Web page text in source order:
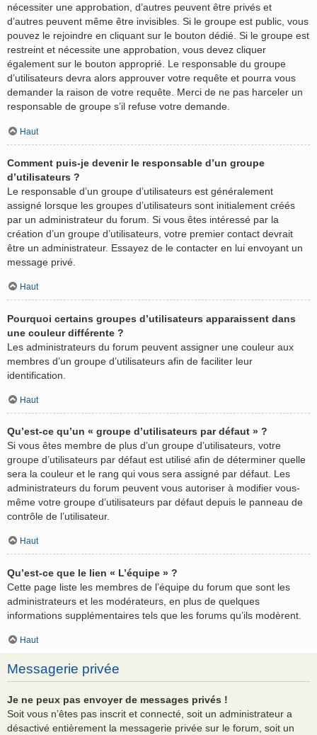
nécessiter une approbation, d’autres peuvent être privés et
d’autres peuvent même être invisibles. Si le groupe est public, vous
pouvez le rejoindre en cliquant sur le bouton dédié. Si le groupe est
restreint et nécessite une approbation, vous devez cliquer
également sur le bouton approprié. Le responsable du groupe
d’utilisateurs devra alors approuver votre requête et pourra vous
demander la raison de votre requête. Merci de ne pas harceler un
responsable de groupe s’il refuse votre demande.
Haut
Comment puis-je devenir le responsable d’un groupe
d’utilisateurs ?
Le responsable d’un groupe d’utilisateurs est généralement
assigné lorsque les groupes d’utilisateurs sont initialement créés
par un administrateur du forum. Si vous êtes intéressé par la
création d’un groupe d’utilisateurs, votre premier contact devrait
être un administrateur. Essayez de le contacter en lui envoyant un
message privé.
Haut
Pourquoi certains groupes d’utilisateurs apparaissent dans
une couleur différente ?
Les administrateurs du forum peuvent assigner une couleur aux
membres d’un groupe d’utilisateurs afin de faciliter leur
identification.
Haut
Qu’est-ce qu’un « groupe d’utilisateurs par défaut » ?
Si vous êtes membre de plus d’un groupe d’utilisateurs, votre
groupe d’utilisateurs par défaut est utilisé afin de déterminer quelle
sera la couleur et le rang qui vous sera assigné par défaut. Les
administrateurs du forum peuvent vous autoriser à modifier vous-
même votre groupe d’utilisateurs par défaut depuis le panneau de
contrôle de l’utilisateur.
Haut
Qu’est-ce que le lien « L’équipe » ?
Cette page liste les membres de l’équipe du forum que sont les
administrateurs et les modérateurs, en plus de quelques
informations supplémentaires tels que les forums qu’ils modèrent.
Haut
Messagerie privée
Je ne peux pas envoyer de messages privés !
Soit vous n’êtes pas inscrit et connecté, soit un administrateur a
désactivé entièrement la messagerie privée sur le forum, soit un